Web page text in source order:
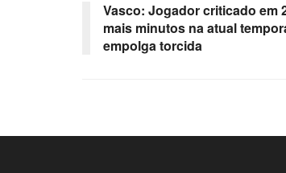
Vasco: Jogador criticado em
mais minutos na atual
empolga torcida